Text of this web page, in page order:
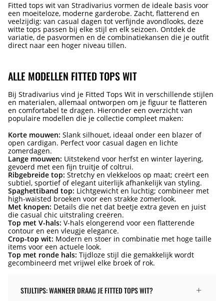
Fitted tops wit van Stradivarius vormen de ideale basis voor
een moeiteloze, moderne garderobe. Zacht, flatterend en
veelzijdig: van casual dagen tot verfijnde avondlooks, deze
witte tops passen bij elke stijl en elk seizoen. Ontdek de
variatie, de pasvormen en de combinatiekansen die je outfit
direct naar een hoger niveau tillen.
ALLE MODELLEN FITTED TOPS WIT
Bij Stradivarius vind je Fitted Tops Wit in verschillende stijlen
en materialen, allemaal ontworpen om je figuur te flatteren
en comfortabel te dragen. Hieronder een overzicht van
populaire modellen die je collectie compleet maken:
Korte mouwen: Slank silhouet, ideaal onder een blazer of
open cardigan. Perfect voor casual dagen en lichte
zomerdagen.
Lange mouwen: Uitstekend voor herfst en winter layering,
gevoerd met een fijn truitje of coltrui.
Ribgebreide top: Stretchy en vlekkeloos op maat; creërt een
subtiel, sportief of elegant uiterlijk afhankelijk van styling.
Spaghettiband top: Lichtgewicht en luchtig; combineer met
high-waisted broeken voor een strakke zomerlook.
Met knopen: Details die net dat beetje extra geven en juist
die casual chic uitstraling creëren.
Top met V-hals: V-hals elongerend voor een flatterende
contour en een vleugje elegance.
Crop-top wit: Modern en stoer in combinatie met hoge taille
items voor een actuele look.
Top met ronde hals: Tijdloze stijl die gemakkelijk wordt
gecombineerd met vrijwel elke broek of rok.
STIJLTIPS: WANNEER DRAAG JE FITTED TOPS WIT?